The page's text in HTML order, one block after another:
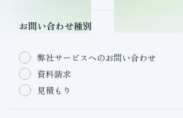
お問い合わせ種別
弊社サービスへのお問い合わせ
資料請求
見積もり